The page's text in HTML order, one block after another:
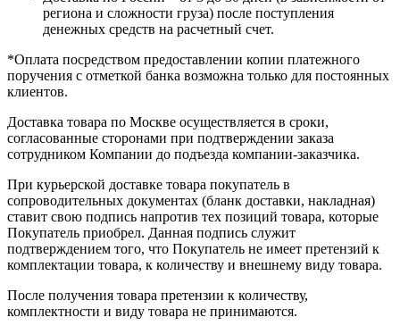
региона и сложности груза) после поступления
денежных средств на расчетный счет.
*Оплата посредством предоставлении копии платежного
поручения с отметкой банка возможна только для постоянных
клиентов.
Доставка товара по Москве осуществляется в сроки,
согласованные сторонами при подтверждении заказа
сотрудником Компании до подъезда компании-заказчика.
При курьерской доставке товара покупатель в
сопроводительных документах (бланк доставки, накладная)
ставит свою подпись напротив тех позиций товара, которые
Покупатель приобрел. Данная подпись служит
подтверждением того, что Покупатель не имеет претензий к
комплектации товара, к количеству и внешнему виду товара.
После получения товара претензии к количеству,
комплектности и виду товара не принимаются.